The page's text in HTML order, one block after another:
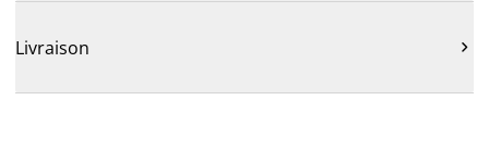
Livraison 